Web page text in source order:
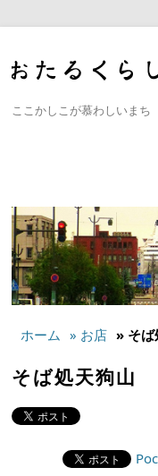
ここかしこが慕わしいまち
ホーム » お店 » そば
そば処天狗山